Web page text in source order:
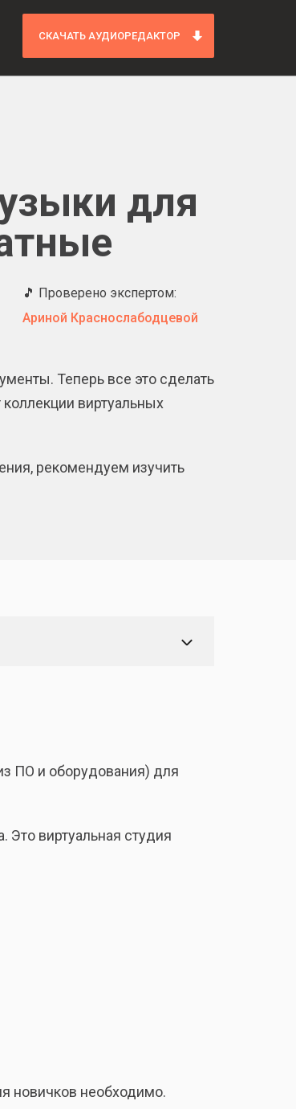
СКАЧАТЬ АУДИОРЕДАКТОР
для
🎵 Проверено экспертом:
Ариной Краснослабодцевой
Теперь все это сделать
виртуальных
рекомендуем изучить
ПО и оборудования) для
виртуальная студия
новичков необходимо.